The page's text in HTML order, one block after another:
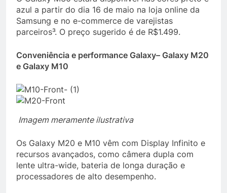
azul a partir do dia 16 de maio na loja online da
Samsung e no e-commerce de varejistas
parceiros³. O preço sugerido é de R$1.499.
Conveniência e performance Galaxy– Galaxy M20
e Galaxy M10
Imagem meramente ilustrativa
Os Galaxy M20 e M10 vêm com Display Infinito e
recursos avançados, como câmera dupla com
lente ultra-wide, bateria de longa duração e
processadores de alto desempenho.